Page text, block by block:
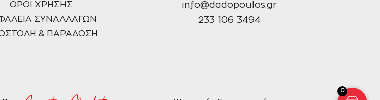
ΟΡΟΙ ΧΡΗΣΗΣ
ΣΥΝΑΛΛΑΓΩΝ
& ΠΑΡΑΔΟΣΗ
info@dadopoulos.gr
233 106 3494
0